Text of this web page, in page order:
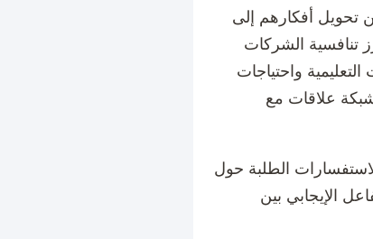
تحويل أفكارهم إلى
تنافسية الشركات
واحتياجات
علاقات مع
لاستفسارات الطلبة حول
الإيجابي بين